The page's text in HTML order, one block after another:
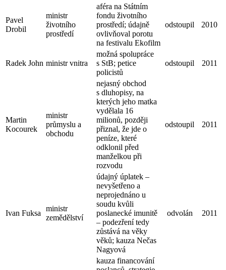
Pavel
Drobil
ministr
životního
prostředí
aféra na Státním
fondu životního
prostředí; údajně
ovlivňoval porotu
na festivalu Ekofilm
odstoupil 2010
Radek John ministr vnitra
možná spolupráce
s StB; petice
policistů
odstoupil 2011
Martin
Kocourek
ministr
průmyslu a
obchodu
nejasný obchod
s dluhopisy, na
kterých jeho matka
vydělala 16
milionů, později
přiznal, že jde o
peníze, které
odklonil před
manželkou při
rozvodu
odstoupil 2011
Ivan Fuksa
ministr
zemědělství
údajný úplatek –
nevyšetřeno a
neprojednáno u
soudu kvůli
poslanecké imunitě
– podezření tedy
zůstává na věky
věků; kauza Nečas
Nagyová
odvolán 2011
kauza financování